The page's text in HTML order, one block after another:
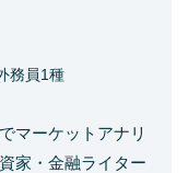
務員1種
マーケットアナリ
家・金融ライター